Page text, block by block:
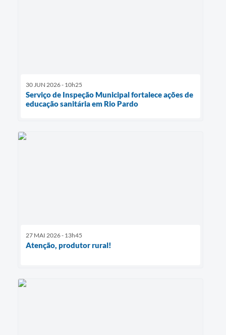
30 JUN 2026 - 10h25
Serviço de Inspeção Municipal fortalece ações de
educação sanitária em Rio Pardo
27 MAI 2026 - 13h45
Atenção, produtor rural!